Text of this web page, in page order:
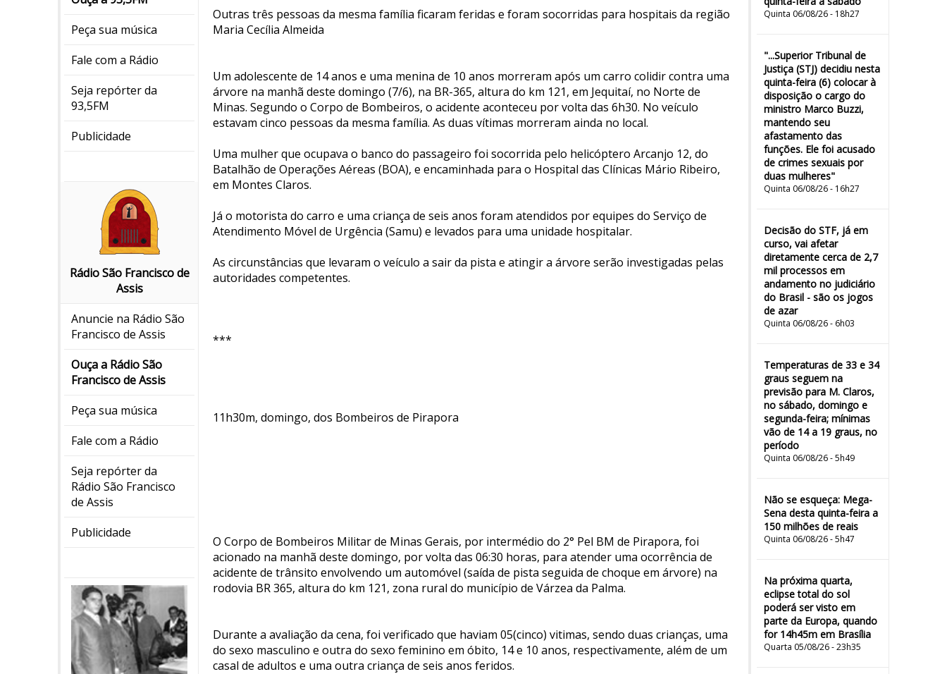
Peça sua música
Fale com a Rádio
Seja repórter da
93,5FM
Publicidade
Rádio São Francisco de
Assis
Anuncie na Rádio São
Francisco de Assis
Ouça a Rádio São
Francisco de Assis
Peça sua música
Fale com a Rádio
Seja repórter da
Rádio São Francisco
de Assis
Publicidade
Quinta 06/08/26 - 18h27
"...Superior Tribunal de
Justiça (STJ) decidiu nesta
quinta-feira (6) colocar à
disposição o cargo do
ministro Marco Buzzi,
mantendo seu
afastamento das
funções. Ele foi acusado
de crimes sexuais por
duas mulheres"
Quinta 06/08/26 - 16h27
Decisão do STF, já em
curso, vai afetar
diretamente cerca de 2,7
mil processos em
andamento no judiciário
do Brasil - são os jogos
de azar
Quinta 06/08/26 - 6h03
Temperaturas de 33 e 34
graus seguem na
previsão para M. Claros,
no sábado, domingo e
segunda-feira; mínimas
vão de 14 a 19 graus, no
período
Quinta 06/08/26 - 5h49
Não se esqueça: Mega-
Sena desta quinta-feira a
150 milhões de reais
Quinta 06/08/26 - 5h47
Na próxima quarta,
eclipse total do sol
poderá ser visto em
parte da Europa, quando
for 14h45m em Brasília
Quarta 05/08/26 - 23h35
Outras três pessoas da mesma família ficaram feridas e foram socorridas para hospitais da região
Maria Cecília Almeida
Um adolescente de 14 anos e uma menina de 10 anos morreram após um carro colidir contra uma
árvore na manhã deste domingo (7/6), na BR-365, altura do km 121, em Jequitaí, no Norte de
Minas. Segundo o Corpo de Bombeiros, o acidente aconteceu por volta das 6h30. No veículo
estavam cinco pessoas da mesma família. As duas vítimas morreram ainda no local.
Uma mulher que ocupava o banco do passageiro foi socorrida pelo helicóptero Arcanjo 12, do
Batalhão de Operações Aéreas (BOA), e encaminhada para o Hospital das Clínicas Mário Ribeiro,
em Montes Claros.
Já o motorista do carro e uma criança de seis anos foram atendidos por equipes do Serviço de
Atendimento Móvel de Urgência (Samu) e levados para uma unidade hospitalar.
As circunstâncias que levaram o veículo a sair da pista e atingir a árvore serão investigadas pelas
autoridades competentes.
***
11h30m, domingo, dos Bombeiros de Pirapora
O Corpo de Bombeiros Militar de Minas Gerais, por intermédio do 2° Pel BM de Pirapora, foi
acionado na manhã deste domingo, por volta das 06:30 horas, para atender uma ocorrência de
acidente de trânsito envolvendo um automóvel (saída de pista seguida de choque em árvore) na
rodovia BR 365, altura do km 121, zona rural do município de Várzea da Palma.
Durante a avaliação da cena, foi verificado que haviam 05(cinco) vitimas, sendo duas crianças, uma
do sexo masculino e outra do sexo feminino em óbito, 14 e 10 anos, respectivamente, além de um
casal de adultos e uma outra criança de seis anos feridos.